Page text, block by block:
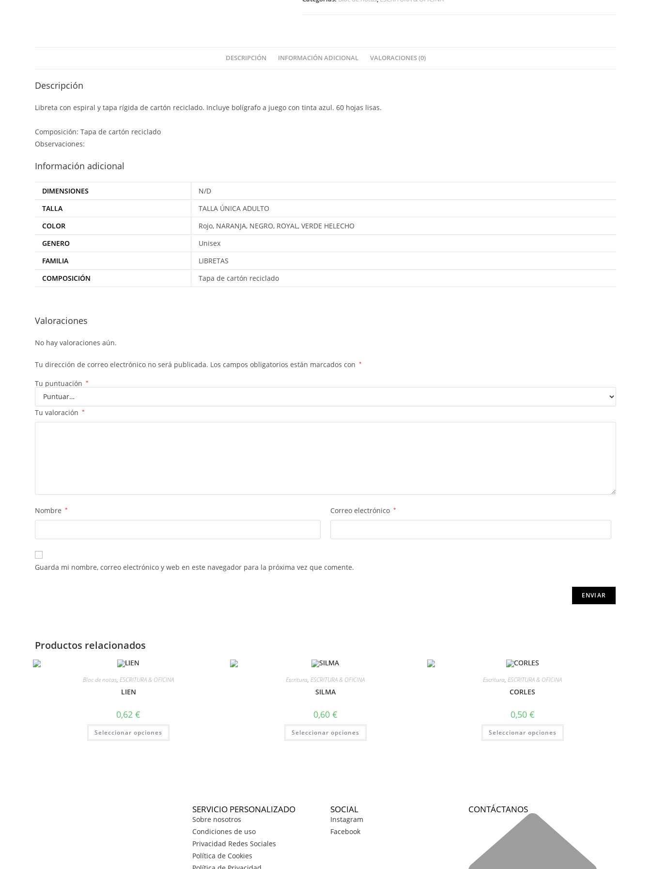
DESCRIPCIÓN INFORMACIÓN ADICIONAL VALORACIONES (0)
Descripción
Libreta con espiral y tapa rígida de cartón reciclado. Incluye bolígrafo a juego con tinta azul. 60 hojas lisas.
Composición: Tapa de cartón reciclado
Observaciones:
Información adicional
DIMENSIONES
N/D
TALLA
TALLA ÚNICA ADULTO
COLOR
Rojo, NARANJA, NEGRO, ROYAL, VERDE HELECHO
GENERO
Unisex
FAMILIA
LIBRETAS
COMPOSICIÓN
Tapa de cartón reciclado
Valoraciones
No hay valoraciones aún.
Tu dirección de correo electrónico no será publicada. Los campos obligatorios están marcados con *
Tu puntuación *
Tu valoración *
Nombre * Correo electrónico *
Guarda mi nombre, correo electrónico y web en este navegador para la próxima vez que comente.
Productos relacionados
Bloc de notas,ESCRITURA & OFICINA
LIEN
0,62€
Seleccionar opciones
Escritura,ESCRITURA & OFICINA
SILMA
0,60 €
Seleccionar opciones
Escritura,ESCRITURA & OFICINA
CORLES
0,50 €
Seleccionar opciones
SERVICIO PERSONALIZADO
Sobre nosotros
Condiciones de uso
Privacidad Redes Sociales
Política de Cookies
SOCIAL
Instagram
Facebook
CONTÁCTANOS